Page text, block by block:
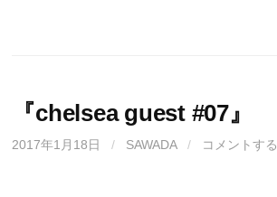
『chelsea guest #07』
2017年1月18日 / SAWADA / コメントする